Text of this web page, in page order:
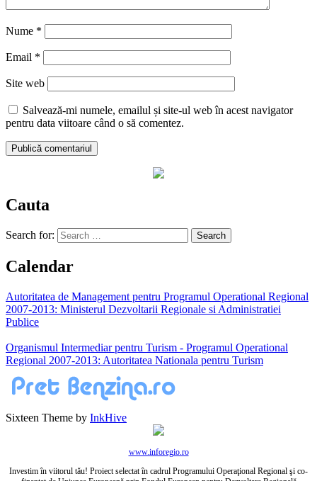
Nume *
Email *
Site web
Salvează-mi numele, emailul și site-ul web în acest navigator
pentru data viitoare când o să comentez.
Cauta
Search for:
Calendar
Autoritatea de Management pentru Programul Operational Regional
2007-2013: Ministerul Dezvoltarii Regionale si Administratiei
Publice
Organismul Intermediar pentru Turism - Programul Operational
Regional 2007-2013: Autoritatea Nationala pentru Turism
Sixteen Theme by InkHive
www.inforegio.ro
Investim în viitorul tău! Proiect selectat în cadrul Programului Operaţional Regional şi co-